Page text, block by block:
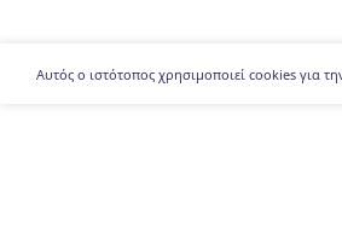
Αυτός ο ιστότοπος χρησιμοποιεί cookies για